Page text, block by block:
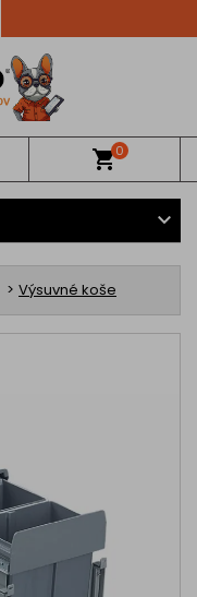
shopping_cart0
Výsuvné koše